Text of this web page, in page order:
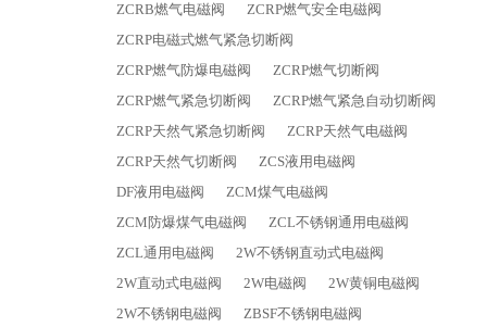
ZCRB燃气电磁阀
ZCRP燃气安全电磁阀
ZCRP电磁式燃气紧急切断阀
ZCRP燃气防爆电磁阀
ZCRP燃气切断阀
ZCRP燃气紧急切断阀
ZCRP燃气紧急自动切断阀
ZCRP天然气紧急切断阀
ZCRP天然气电磁阀
ZCRP天然气切断阀
ZCS液用电磁阀
DF液用电磁阀
ZCM煤气电磁阀
ZCM防爆煤气电磁阀
ZCL不锈钢通用电磁阀
ZCL通用电磁阀
2W不锈钢直动式电磁阀
2W直动式电磁阀
2W电磁阀
2W黄铜电磁阀
2W不锈钢电磁阀
ZBSF不锈钢电磁阀